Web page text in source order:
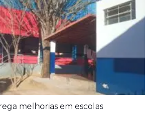
melhorias em escolas